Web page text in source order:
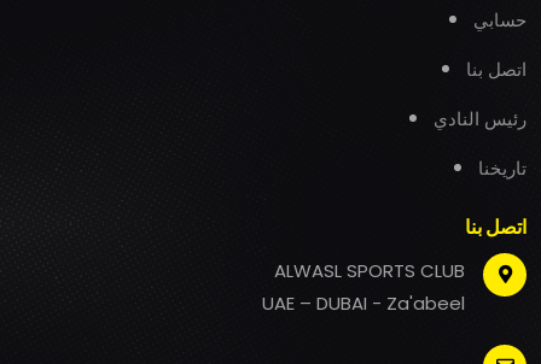
حسابي
اتصل بنا
رئيس النادي
تاريخنا
اتصل بنا
ALWASL SPORTS CLUB
UAE – DUBAI - Za'abeel